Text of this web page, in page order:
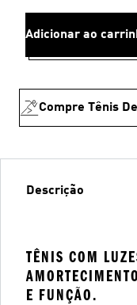
Adicionar ao
Compre Tênis
Descrição
TÊNIS COM
E FUNÇÃO.